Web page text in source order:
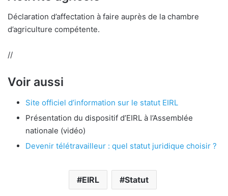
Déclaration d’affectation à faire auprès de la chambre
d’agriculture compétente.
//
Voir aussi
Site officiel d’information sur le statut EIRL
Présentation du dispositif d’EIRL à l’Assemblée
nationale (vidéo)
Devenir télétravailleur : quel statut juridique choisir ?
EIRL Statut